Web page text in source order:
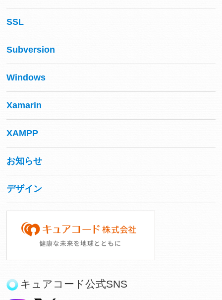
SSL
Subversion
Windows
Xamarin
XAMPP
お知らせ
デザイン
キュアコード公式SNS